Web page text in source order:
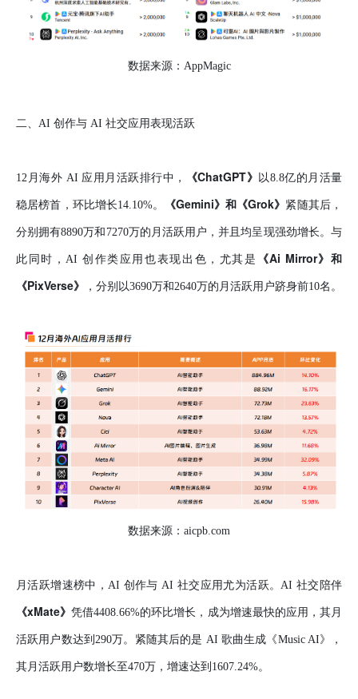
数据来源：AppMagic
二、AI 创作与 AI 社交应用表现活跃
12月海外 AI 应用月活跃排行中， 《ChatGPT》 以8.8亿的月活量
稳居榜首，环比增长14.10%。 《Gemini》和《Grok》 紧随其后，
分别拥有8890万和7270万的月活跃用户，并且均呈现强劲增长。与
此同时，AI 创作类应用也表现出色，尤其是
《Ai Mirror》和
《PixVerse》
，分别以3690万和2640万的月活跃用户跻身前10名。
数据来源：aicpb.com
月活跃增速榜中，AI 创作与 AI 社交应用尤为活跃。AI 社交陪伴
《xMate》凭借4408.66%的环比增长，成为增速最快的应用，其月
活跃用户数达到290万。紧随其后的是 AI 歌曲生成《Music AI》，
其月活跃用户数增长至470万，增速达到1607.24%。